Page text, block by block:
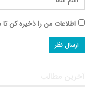
اطلاعات من را ذخیره کن تا
آخرین مطالب